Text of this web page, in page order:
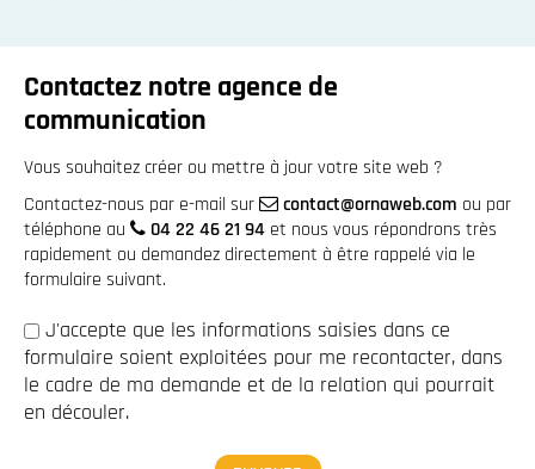
Contactez notre agence de
communication
Vous souhaitez créer ou mettre à jour votre site web ?
Contactez-nous par e-mail sur
contact@ornaweb.com ou par
téléphone au
04 22 46 21 94 et nous vous répondrons très
rapidement ou demandez directement à être rappelé via le
formulaire suivant.
J'accepte que les informations saisies dans ce
formulaire soient exploitées pour me recontacter, dans
le cadre de ma demande et de la relation qui pourrait
en découler.